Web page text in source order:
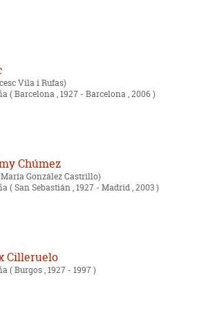
Vila i Rufas
( Barcelona , 1927 - Barcelona , 2006 )
Chúmez
González Castrillo
( San Sebastián , 1927 - Madrid , 2003 )
Cilleruelo
( Burgos , 1927 - 1997 )